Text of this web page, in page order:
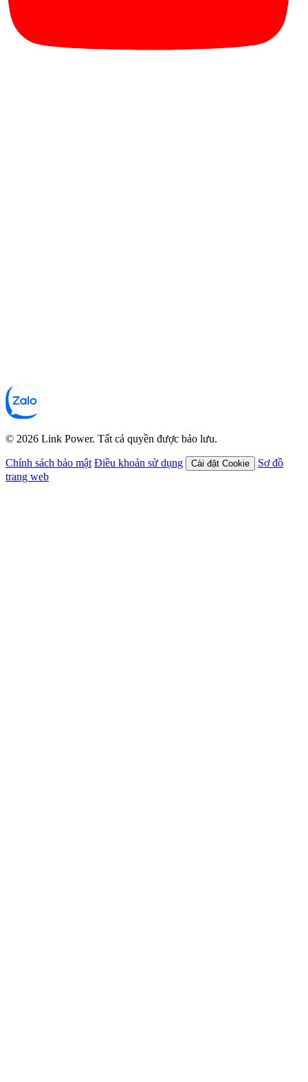
© 2026 Link Power. Tất cả quyền được bảo lưu.
Chính sách bảo mật Điều khoản sử dụng Cài đặt Cookie
Sơ đồ
trang web